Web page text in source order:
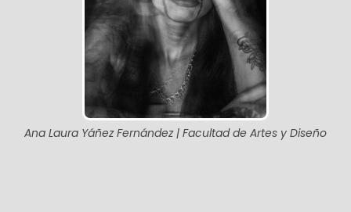
Ana Laura Yáñez Fernández | Facultad de Artes y Diseño